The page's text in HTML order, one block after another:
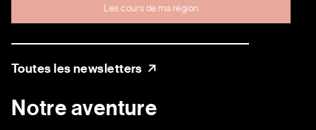
Les cours de ma région
Toutes les newsletters
Notre aventure